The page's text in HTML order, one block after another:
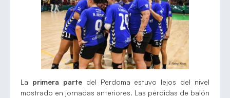
La primera partedel Perdoma estuvo lejos del nivel
mostrado en jornadas anteriores. Las pérdidas de balón